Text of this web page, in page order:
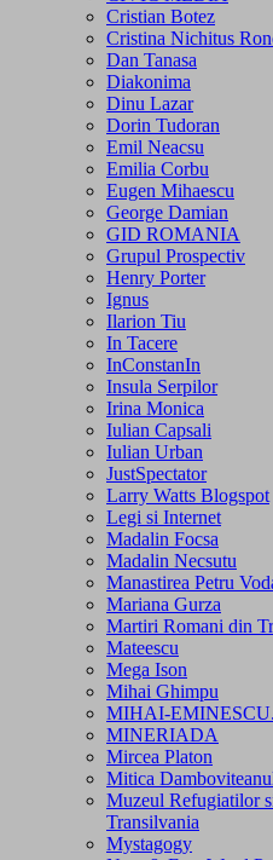
Cristian Botez
Cristina Nichitus
Dan Tanasa
Diakonima
Dinu Lazar
Dorin Tudoran
Emil Neacsu
Emilia Corbu
Eugen Mihaescu
George Damian
GID ROMANIA
Grupul Prospectiv
Henry Porter
Ignus
Ilarion Tiu
In Tacere
InConstanIn
Insula Serpilor
Irina Monica
Iulian Capsali
Iulian Urban
JustSpectator
Larry Watts Blogspot
Legi si Internet
Madalin Focsa
Madalin Necsutu
Manastirea Petru
Mariana Gurza
Martiri Romani din
Mateescu
Mega Ison
Mihai Ghimpu
MIHAI-
MINERIADA
Mircea Platon
Mitica
Muzeul Refugiatilor
Transilvania
Mystagogy